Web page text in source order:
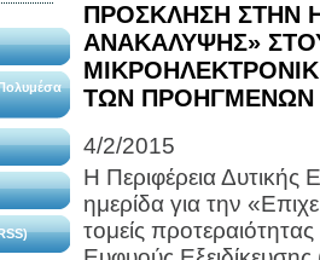
ΠΡΟΣΚΛΗΣΗ ΣΤΗΝ
ΑΝΑΚΑΛΥΨΗΣ»
ΤΩΝ ΠΡΟΗΓΜΕΝΩΝ
4/2/2015
Η Περιφέρεια
ημερίδα για την
τομείς